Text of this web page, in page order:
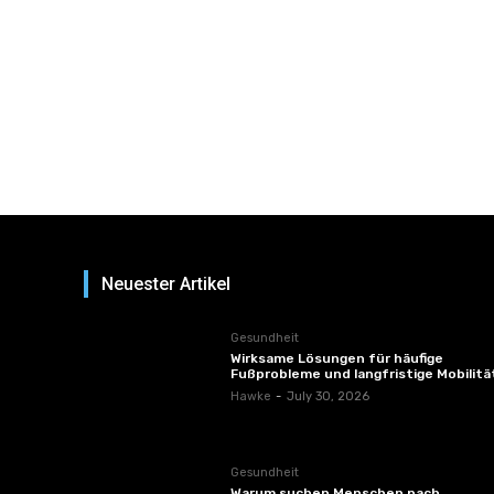
Neuester Artikel
Gesundheit
Wirksame Lösungen für häufige
Fußprobleme und langfristige
Hawke - July 30, 2026
Gesundheit